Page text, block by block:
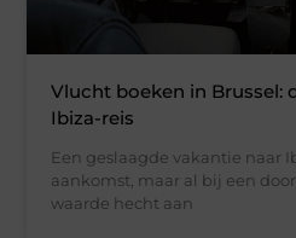
Vlucht boeken in Brussel:
Ibiza-reis
Een geslaagde vakantie naar
aankomst, maar al bij een
waarde hecht aan